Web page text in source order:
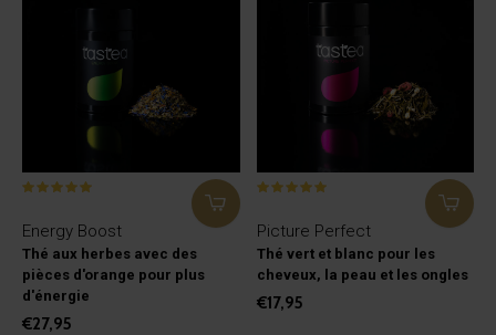
Energy Boost
Thé aux herbes avec des
pièces d'orange pour plus
d'énergie
€27,95
Picture Perfect
Thé vert et blanc pour les
cheveux, la peau et les ongles
€17,95